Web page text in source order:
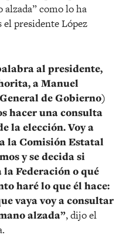
alzada” como lo ha
el presidente López
al presidente,
a Manuel
de Gobierno)
hacer una consulta
la elección. Voy a
la Comisión Estatal
y se decida si
Federación o qué
haré lo que él hace:
vaya voy a consultar
alzada”, dijo el